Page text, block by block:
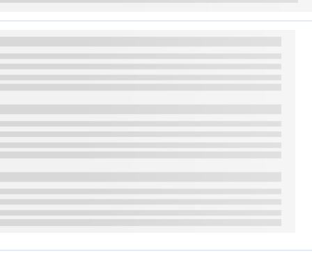
कि आप कितना उधार ले सकते हैं.
गोल्ड खरीदने, स्टोर करने और बेचने की अनुमति देता है, जिससे फिज़िकल स्टोरेज
करने की क्षमता है, जो कम से कम एक रुपये से शुरू होती है. निवेशक आवश्यकता पड़ने पर
है.